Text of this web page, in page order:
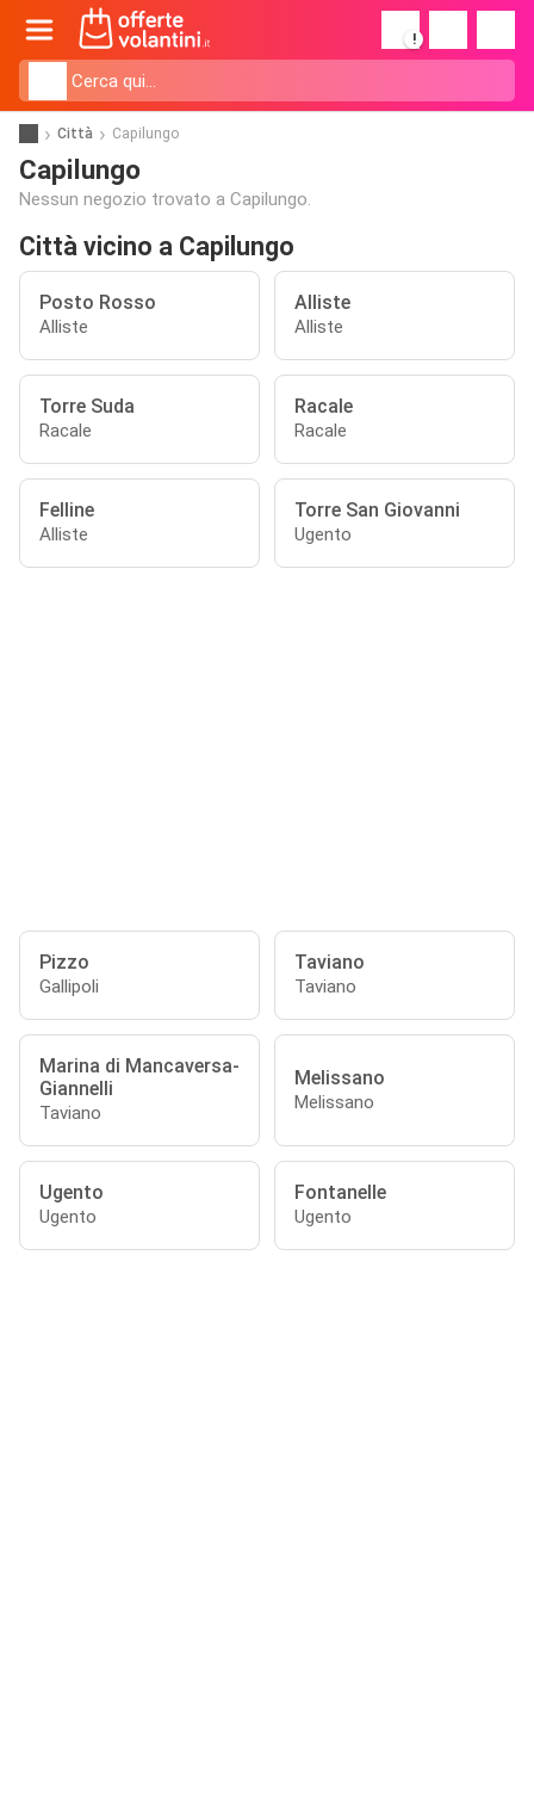
!
Città Capilungo
Capilungo
Nessun negozio trovato a Capilungo.
Città vicino a Capilungo
Posto Rosso
Alliste
Alliste
Alliste
Torre Suda
Racale
Racale
Racale
Felline
Alliste
Torre San Giovanni
Ugento
Pizzo
Gallipoli
Taviano
Taviano
Marina di Mancaversa-
Giannelli
Taviano
Melissano
Melissano
Ugento
Ugento
Fontanelle
Ugento